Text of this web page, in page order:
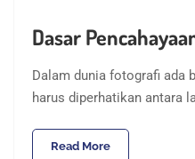
Dasar
Dalam dunia fotografi ada
harus diperhatikan antara
Read More